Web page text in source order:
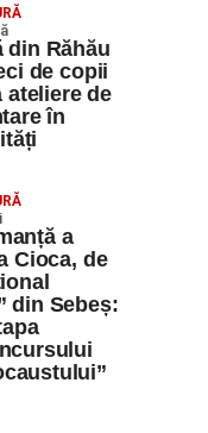
din Răhău
de copii
ateliere de
în
a
Cioca, de
din Sebeș: